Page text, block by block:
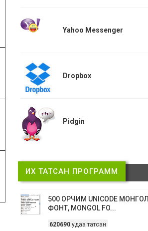
Yahoo Messenger
Dropbox
Pidgin
ИХ ТАТСАН ПРОГРАММ
500 ОРЧИМ UNICODE МОНГОЛ
ФОНТ, MONGOL FO...
620690 удаа татсан